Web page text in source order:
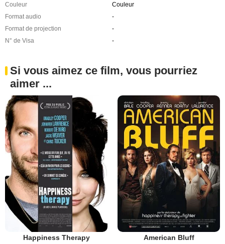
Couleur
Couleur
Format audio
-
Format de projection
-
N° de Visa
-
Si vous aimez ce film, vous pourriez
aimer ...
Happiness Therapy American Bluff